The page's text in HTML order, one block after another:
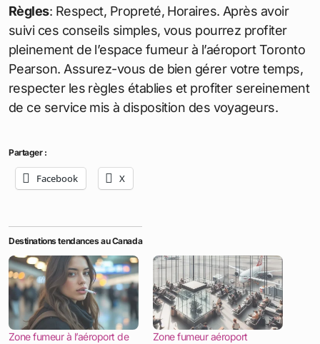
Règles: Respect, Propreté, Horaires. Après avoir
suivi ces conseils simples, vous pourrez profiter
pleinement de l’espace fumeur à l’aéroport Toronto
Pearson. Assurez-vous de bien gérer votre temps,
respecter les règles établies et profiter sereinement
de ce service mis à disposition des voyageurs.
Partager :
Facebook X
Destinations tendances au Canada
Zone fumeur à l’aéroport de
Zone fumeur aéroport